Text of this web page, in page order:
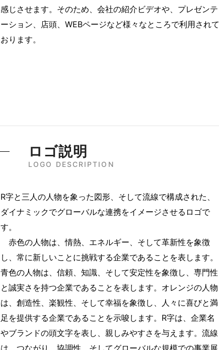
感じさせます。そのため、会社の紹介ビデオや、プレゼンテ
ーション、店頭、WEBページなど様々なところで利用されて
おります。
LOGO DESCRIPTION
ロゴ説明
R字と三人の人物を象った図形、そして流線で構成された、
ダイナミックでグローバルな連携をイメージさせるロゴで
す。
赤色の人物は、情熱、エネルギー、そして革新性を象徴
し、常に新しいことに挑戦する企業であることを表します。
青色の人物は、信頼、知識、そして安定性を象徴し、専門性
と誠実さを持つ企業であることを表します。オレンジの人物
は、創造性、楽観性、そして幸福を象徴し、人々に喜びと満
足を提供する企業であることを示唆します。R字は、企業名
やブランドの頭文字を表し、親しみやすさを与えます。流線
は、つながり、協調性、そしてグローバルな規模での事業展